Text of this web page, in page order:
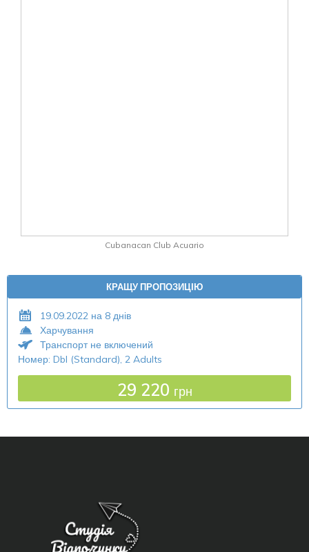
Cubanacan Club Acuario
КРАЩУ ПРОПОЗИЦІЮ
19.09.2022 на 8 днів
Харчування
Транспорт не включений
Номер: Dbl (Standard), 2 Adults
29 220 грн